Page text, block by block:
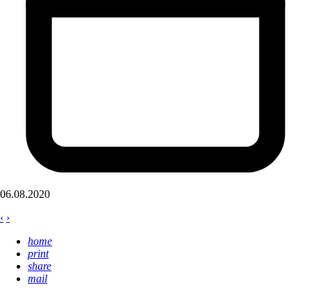
06.08.2020
‹ ›
home
print
share
mail